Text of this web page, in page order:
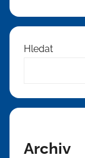
Hledat
Archiv